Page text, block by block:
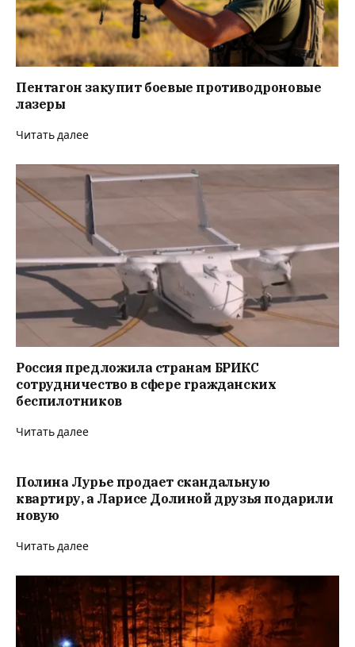
Пентагон закупит боевые противодроновые
лазеры
Читать далее
Россия предложила странам БРИКС
сотрудничество в сфере гражданских
беспилотников
Читать далее
Полина Лурье продает скандальную
квартиру, а Ларисе Долиной друзья подарили
новую
Читать далее